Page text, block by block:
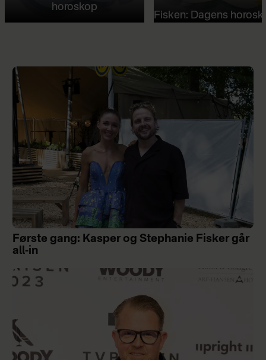
horoskop
Fisken: Dagens
Første gang: Kasper og Stephanie Fisker går
all-in